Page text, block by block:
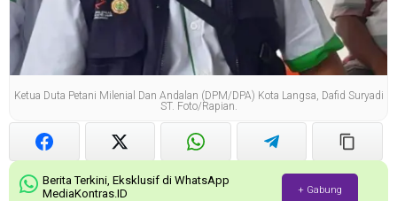
Ketua Duta Petani Milenial Dan Andalan (DPM/DPA) Kota Langsa, Dafid Suryadi
ST. Foto/Rapian.
Berita Terkini, Eksklusif di WhatsApp
MediaKontras.ID
+ Gabung